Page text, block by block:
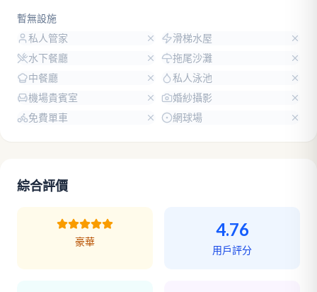
暫無設施
私人管家
滑梯水屋
水下餐廳
拖尾沙灘
中餐廳
私人泳池
機場貴賓室
婚紗攝影
免費單車
網球場
綜合評價
豪華
4.76
用戶評分